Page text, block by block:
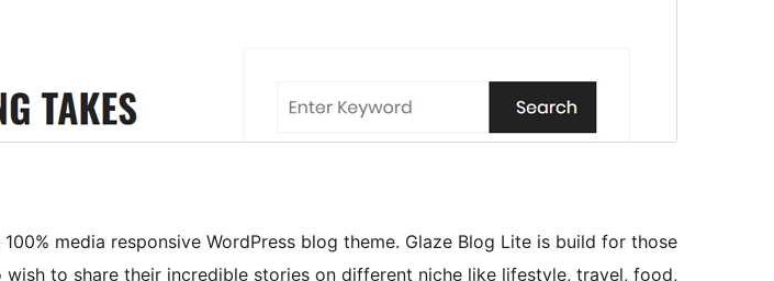
media responsive WordPress blog theme. Glaze Blog Lite is build for those
to share their incredible stories on different niche like lifestyle, travel, food,